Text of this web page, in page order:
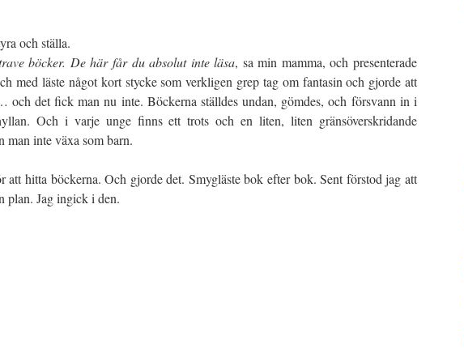
och ställa.
böcker. De här får du absolut inte läsa, sa min mamma, och presenterade
med läste något kort stycke som verkligen grep tag om fantasin och gjorde att
och det fick man nu inte. Böckerna ställdes undan, gömdes, och försvann in i
Och i varje unge finns ett trots och en liten, liten gränsöverskridande
man inte växa som barn.
att hitta böckerna. Och gjorde det. Smygläste bok efter bok. Sent förstod jag att
plan. Jag ingick i den.